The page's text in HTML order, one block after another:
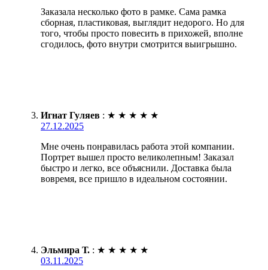
Заказала несколько фото в рамке. Сама рамка
сборная, пластиковая, выглядит недорого. Но для
того, чтобы просто повесить в прихожей, вполне
сгодилось, фото внутри смотрится выигрышно.
Игнат Гуляев : ★ ★ ★ ★ ★
27.12.2025
Мне очень понравилась работа этой компании.
Портрет вышел просто великолепным! Заказал
быстро и легко, все объяснили. Доставка была
вовремя, все пришло в идеальном состоянии.
Эльмира Т. : ★ ★ ★ ★ ★
03.11.2025